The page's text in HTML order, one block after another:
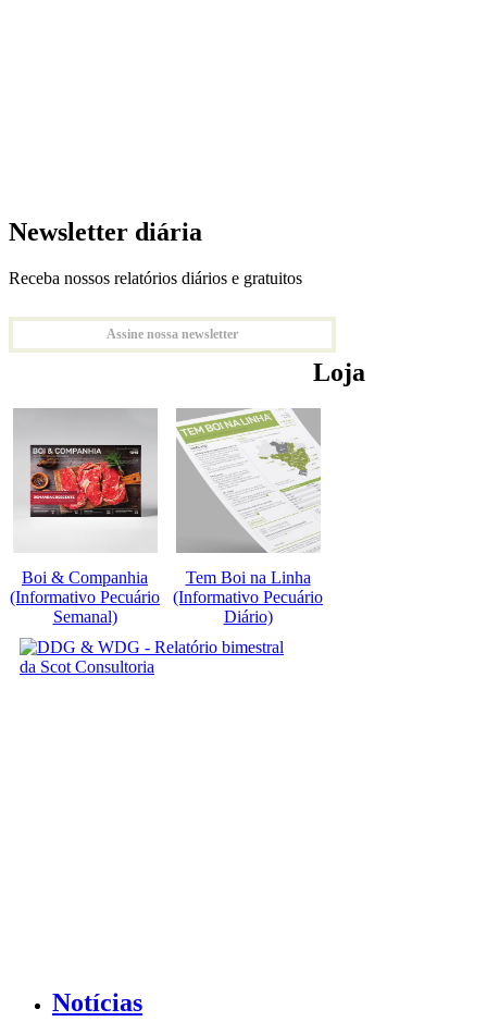
Newsletter diária
Receba nossos relatórios diários e gratuitos
Assine nossa newsletter
Loja
Boi & Companhia
(Informativo Pecuário
Semanal)
Tem Boi na Linha
(Informativo Pecuário
Diário)
Notícias